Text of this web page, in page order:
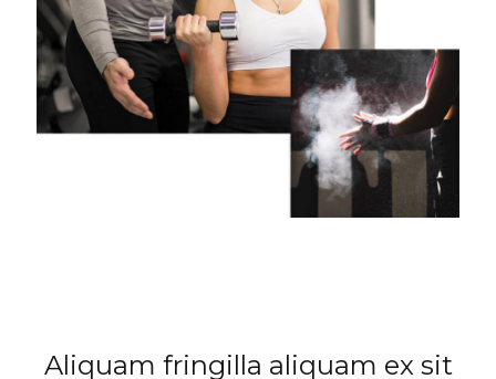
Aliquam fringilla aliquam ex sit